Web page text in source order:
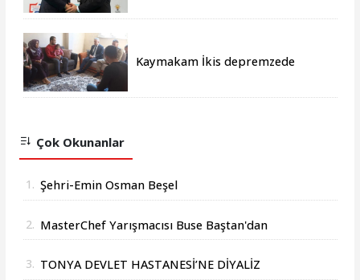
Kaymakam İkis depremzede
Çok Okunanlar
1. Şehri-Emin Osman Beşel
2. MasterChef Yarışmacısı Buse Baştan'dan
3. TONYA DEVLET HASTANESİ’NE DİYALİZ